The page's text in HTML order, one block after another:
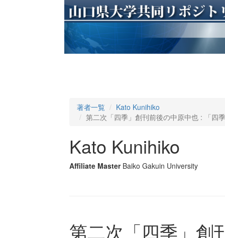
著者一覧
Kato Kunihiko
第二次「四季」創刊前後の中原中也 : 「四
Kato Kunihiko
Affiliate Master Baiko Gakuin University
第二次「四季」創